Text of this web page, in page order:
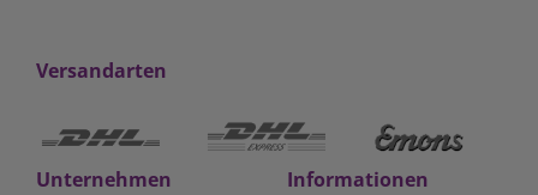
Versandarten
Unternehmen Informationen